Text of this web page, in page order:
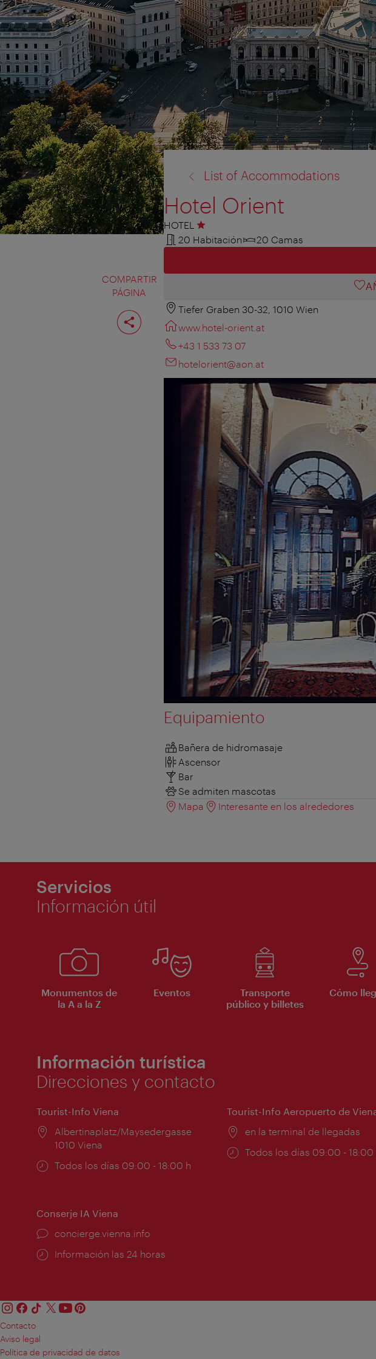
COMPARTIR
PÁGINA
Compartir
página
List of Accommodations
Hotel Orient
HOTEL 1 Estrella
20 Habitación
20 Camas
Tiefer Graben 30-32, 1010 Wien
www.hotel-orient.at
+43 1 533 73 07
hotelorient@aon.at
Equipamiento
Bañera de hidromasaje
Ascensor
Bar
Se admiten mascotas
Mapa
Interesante en los alrededores
Servicios
Información útil
Monumentos de
la A a la Z
Eventos
Transporte
público y billetes
Cómo
Información turística
Direcciones y contacto
Tourist-Info Viena
Lugar:
Albertinaplatz/Maysedergasse
1010 Viena
Horarios
Todos los días 09:00 - 18:00 h
Tourist-Info Aeropuerto de
Lugar:
en la terminal de llegadas
Horarios
Todos los días 09:00 - 18:00
Conserje IA Viena
concierge.vienna.info
Información las 24 horas
Contacto
Aviso legal
Política de privacidad de datos